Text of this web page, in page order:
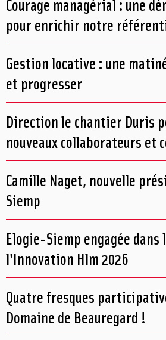
Courage managérial : une
pour enrichir notre
Gestion locative : une
et progresser
Direction le chantier Duris
nouveaux collaborateurs et
Camille Naget, nouvelle
Siemp
Elogie-Siemp engagée dans
l'Innovation Hlm 2026
Quatre fresques
Domaine de Beauregard !